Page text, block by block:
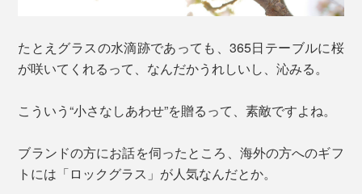
たとえグラスの水滴跡であっても、365日テーブルに桜
が咲いてくれるって、なんだかうれしいし、沁みる。
こういう“小さなしあわせ”を贈るって、素敵ですよね。
ブランドの方にお話を伺ったところ、海外の方へのギフ
トには「ロックグラス」が人気なんだとか。